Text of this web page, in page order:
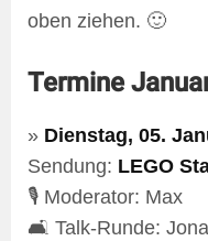
oben ziehen. 🙂
Termine
» Dienstag, 05.
Sendung: LEGO
🎙️ Moderator: Max
🛋️ Talk-Runde: